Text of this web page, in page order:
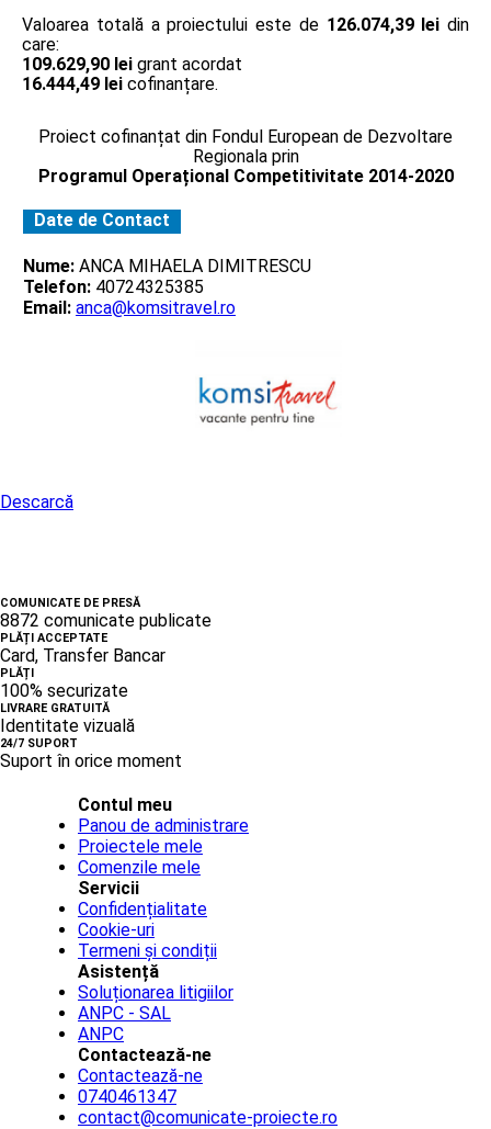
Valoarea totală a proiectului este de 126.074,39 lei din
care:
109.629,90 lei grant acordat
16.444,49 lei cofinanțare.
Proiect cofinanțat din Fondul European de Dezvoltare
Regionala prin
Programul Operațional Competitivitate 2014-2020
Date de Contact
Nume: ANCA MIHAELA DIMITRESCU
Telefon: 40724325385
Email: anca@komsitravel.ro
Descarcă
COMUNICATE DE PRESĂ
8872 comunicate publicate
PLĂȚI ACCEPTATE
Card, Transfer Bancar
PLĂȚI
100% securizate
LIVRARE GRATUITĂ
Identitate vizuală
24/7 SUPORT
Suport în orice moment
Contul meu
Panou de administrare
Proiectele mele
Comenzile mele
Servicii
Confidențialitate
Cookie-uri
Termeni și condiții
Asistență
Soluționarea litigiilor
ANPC - SAL
ANPC
Contactează-ne
Contactează-ne
0740461347
contact@comunicate-proiecte.ro